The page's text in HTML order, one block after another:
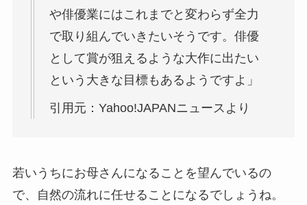
や俳優業にはこれまでと変わらず全力
で取り組んでいきたいそうです。俳優
として賞が狙えるような大作に出たい
という大きな目標もあるようですよ」
引用元：Yahoo!JAPANニュースより
若いうちにお母さんになることを望んでいるの
で、自然の流れに任せることになるでしょうね。